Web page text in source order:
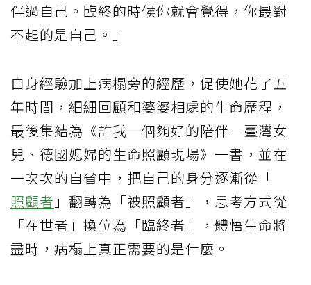
伴過自己。臨終的時候你就會覺得，你最對
不起的是自己。」
自身經驗加上病榻旁的經歷，促使她花了五
年時間，細細回顧和婆婆相處的生命歷程，
最後集結為《許我一個夠好的陪伴─臺灣女
兒、德國媳婦的生命照顧現場》一書，並在
一次次的自省中，把自己的身分逐漸從「
照顧者 」翻轉為「被照顧者」，思考方式從
「在世者」換位為「臨終者」，體悟生命將
盡時，病榻上真正需要的是什麼。